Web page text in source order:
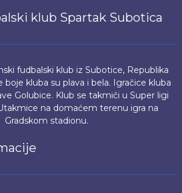
klub Spartak Subotica
fudbalski klub iz Subotice, Republika
boje kluba su plava i bela. Igračice kluba
Golubice. Klub se takmiči u Super ligi
na domaćem terenu igra na
Gradskom stadionu.